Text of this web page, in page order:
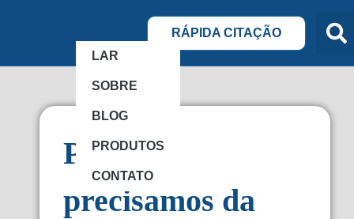
LAR
SOBRE
BLOG
PRODUTOS
CONTATO
RÁPIDA CITAÇÃO
Por que
precisamos da